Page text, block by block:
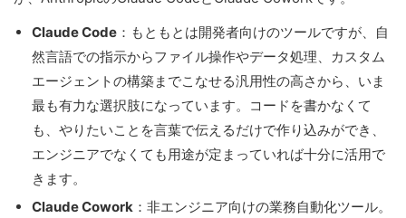
Claude Code ：もともとは開発者向けのツールですが、自
然言語での指示からファイル操作やデータ処理、カスタム
エージェントの構築までこなせる汎用性の高さから、いま
最も有力な選択肢になっています。コードを書かなくて
も、やりたいことを言葉で伝えるだけで作り込みができ、
エンジニアでなくても用途が定まっていれば十分に活用で
きます。
Claude Cowork ：非エンジニア向けの業務自動化ツール。